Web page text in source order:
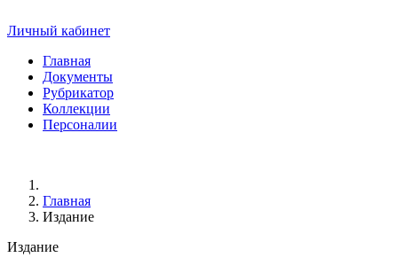
Личный кабинет
Главная
Документы
Рубрикатор
Коллекции
Персоналии
Главная
Издание
Издание